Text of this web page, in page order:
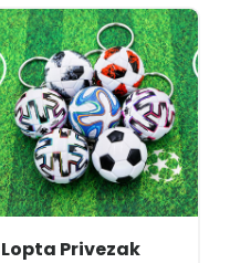
Lopta Privezak